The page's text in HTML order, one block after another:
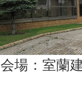
会場：室蘭